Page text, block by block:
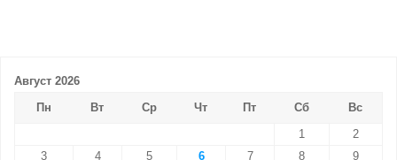
Август 2026
Пн
Вт Ср Чт Пт Сб
Вс
1
2
3
4 5 6 7 8
9